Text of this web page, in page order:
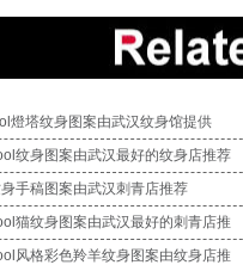
燈塔纹身图案由武汉纹身馆提供
纹身图案由武汉最好的纹身店推荐
手稿图案由武汉刺青店推荐
猫纹身图案由武汉最好的刺青店推
风格彩色羚羊纹身图案由纹身店推